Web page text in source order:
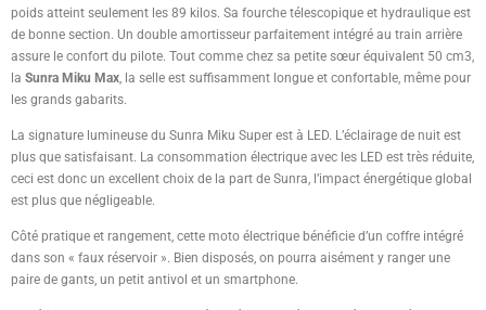
poids atteint seulement les 89 kilos. Sa fourche télescopique et hydraulique est
de bonne section. Un double amortisseur parfaitement intégré au train arrière
assure le confort du pilote. Tout comme chez sa petite sœur équivalent 50 cm3,
la Sunra Miku Max , la selle est suffisamment longue et confortable, même pour
les grands gabarits.
La signature lumineuse du Sunra Miku Super est à LED. L’éclairage de nuit est
plus que satisfaisant. La consommation électrique avec les LED est très réduite,
ceci est donc un excellent choix de la part de Sunra, l’impact énergétique global
est plus que négligeable.
Côté pratique et rangement, cette moto électrique bénéficie d’un coffre intégré
dans son « faux réservoir ». Bien disposés, on pourra aisément y ranger une
paire de gants, un petit antivol et un smartphone.